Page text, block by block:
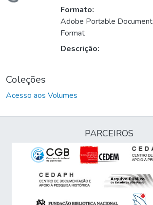
Formato:
Adobe Portable Document
Format
Descrição:
Coleções
Acesso aos Volumes
PARCEIROS